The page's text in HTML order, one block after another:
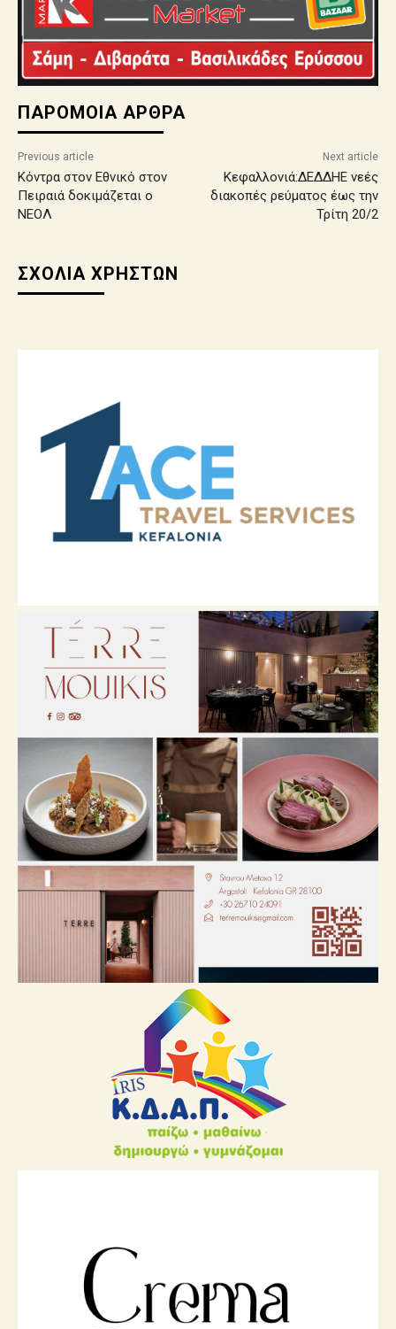
ΠΑΡΟΜΟΙΑ ΑΡΘΡΑ
Previous article
Κόντρα στον Εθνικό στον
Πειραιά δοκιμάζεται ο
ΝΕΟΛ
Next article
Κεφαλλονιά:ΔΕΔΔΗΕ νεές
διακοπές ρεύματος έως την
Τρίτη 20/2
ΣΧΟΛΙΑ ΧΡΗΣΤΩΝ